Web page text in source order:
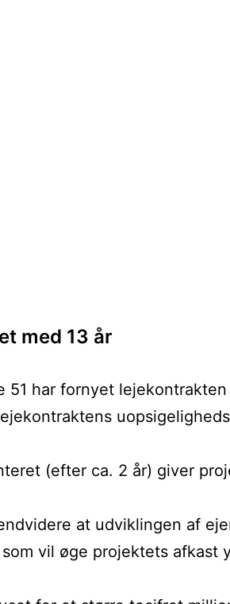
med 13 år
51 har fornyet
(efter ca. 2 år) giver
at udviklingen af
vil øge projektets afkast